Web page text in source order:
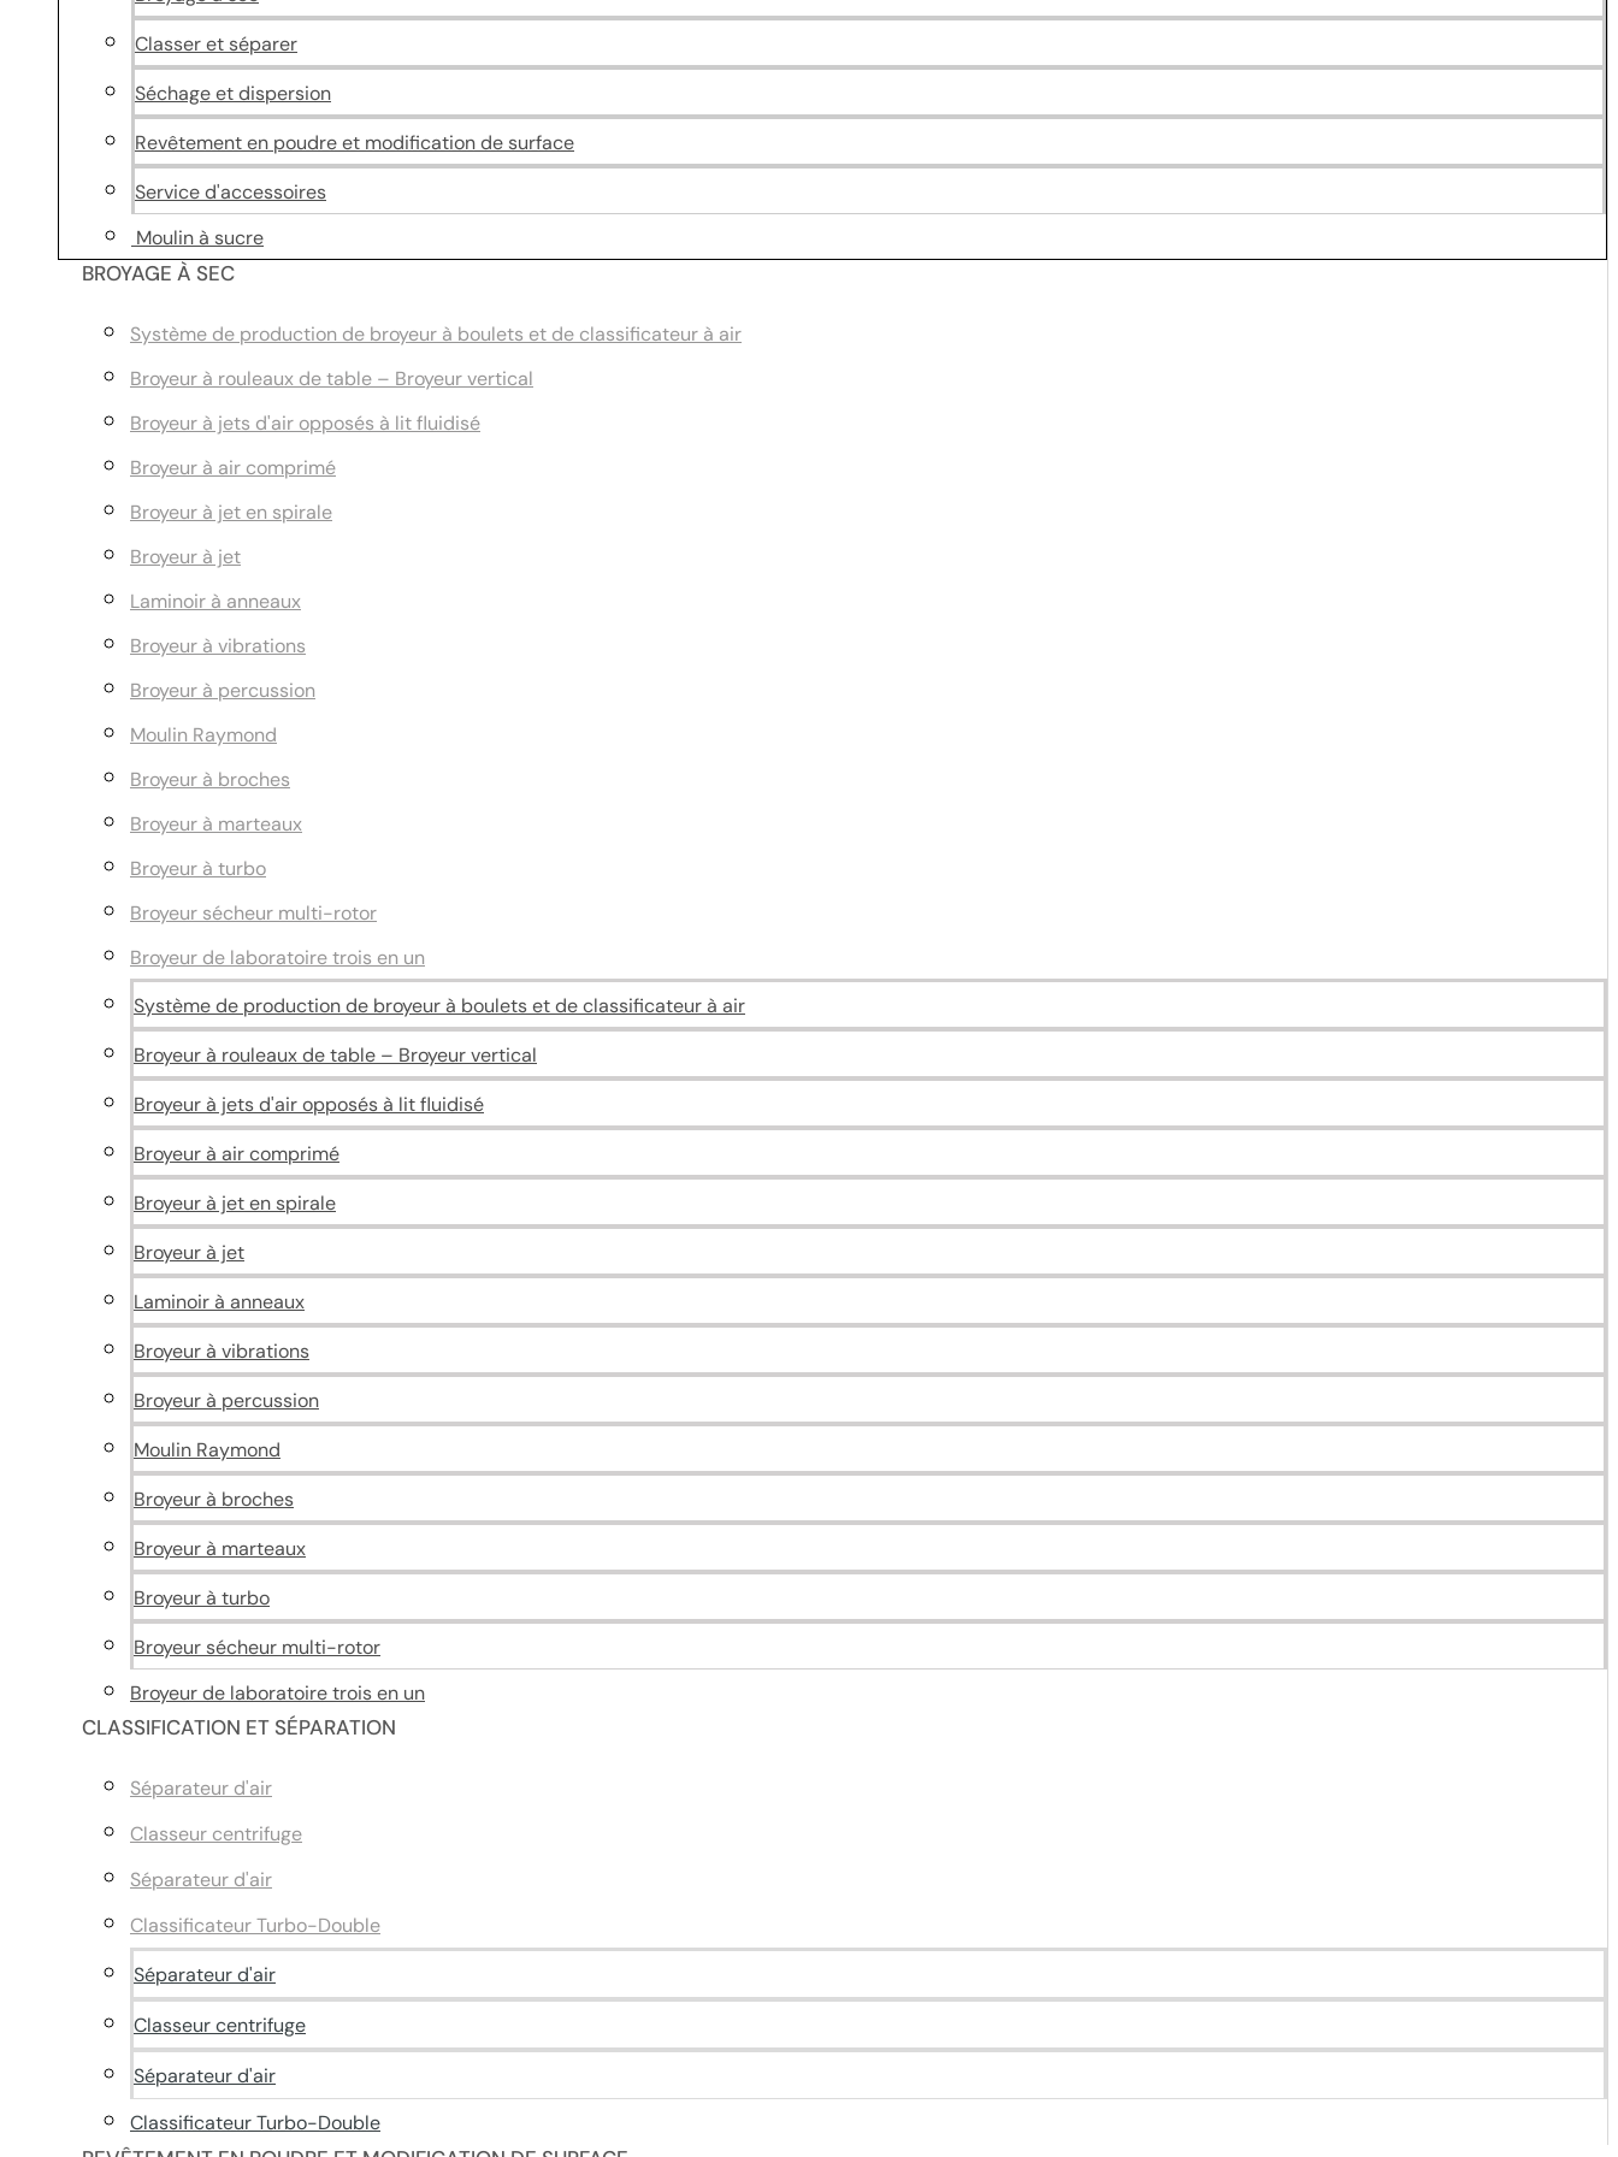
Classer et séparer
Séchage et dispersion
Revêtement en poudre et modification de surface
Service d'accessoires
Moulin à sucre
BROYAGE À SEC
Système de production de broyeur à boulets et de classificateur à air
Broyeur à rouleaux de table – Broyeur vertical
Broyeur à jets d'air opposés à lit fluidisé
Broyeur à air comprimé
Broyeur à jet en spirale
Broyeur à jet
Laminoir à anneaux
Broyeur à vibrations
Broyeur à percussion
Moulin Raymond
Broyeur à broches
Broyeur à marteaux
Broyeur à turbo
Broyeur sécheur multi-rotor
Broyeur de laboratoire trois en un
Système de production de broyeur à boulets et de classificateur à air
Broyeur à rouleaux de table – Broyeur vertical
Broyeur à jets d'air opposés à lit fluidisé
Broyeur à air comprimé
Broyeur à jet en spirale
Broyeur à jet
Laminoir à anneaux
Broyeur à vibrations
Broyeur à percussion
Moulin Raymond
Broyeur à broches
Broyeur à marteaux
Broyeur à turbo
Broyeur sécheur multi-rotor
Broyeur de laboratoire trois en un
CLASSIFICATION ET SÉPARATION
Séparateur d'air
Classeur centrifuge
Séparateur d'air
Classificateur Turbo-Double
Séparateur d'air
Classeur centrifuge
Séparateur d'air
Classificateur Turbo-Double